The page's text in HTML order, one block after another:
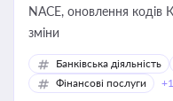
NACE, оновлення кодів
зміни
Банківська діяльність
Фінансові послуги